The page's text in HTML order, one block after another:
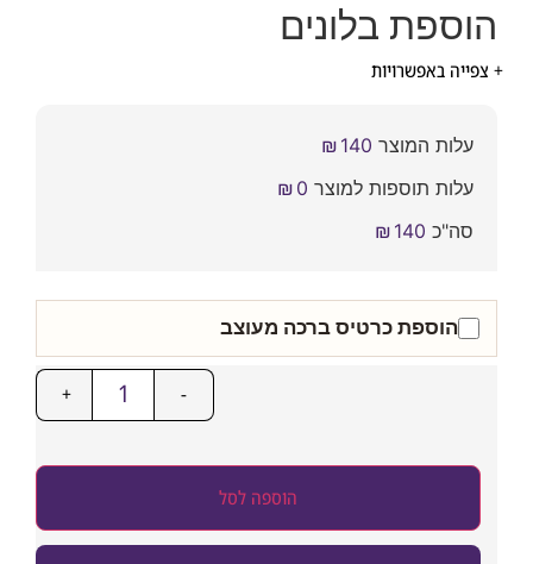
בלונים
באפשרויות
עלות המוצר ₪140
עלות תוספות למוצר
₪0
₪140
הוספת כרטיס ברכה מעוצב
+
הוספה לסל